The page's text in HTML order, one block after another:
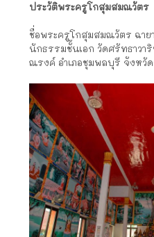
ประวัติพระครูโกสุมสมณวัตร
ชื่อพระครูโกสุมสมณวัตร ฉาย
นักธรรมชั้นเอก วัดศรัทธาวา
ณรงค์ อำเภอชุมพลบุรี จังหวั